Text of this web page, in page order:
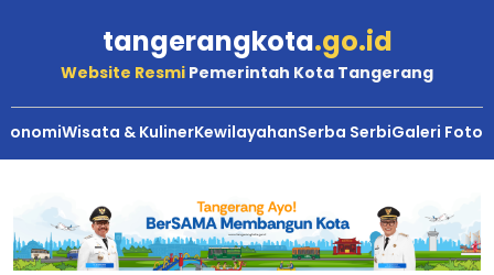
tangerangkota.go.id
Website Resmi Pemerintah Kota Tangerang
Wisata & KulinerKewilayahanSerba SerbiGaleri Foto